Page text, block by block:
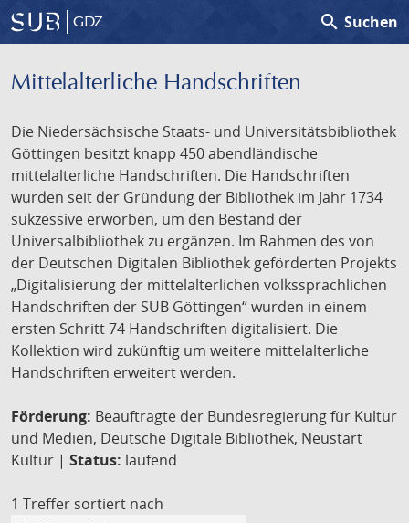
GDZ search Suchen
Mittelalterliche Handschriften
Die Niedersächsische Staats- und Universitätsbibliothek
Göttingen besitzt knapp 450 abendländische
mittelalterliche Handschriften. Die Handschriften
wurden seit der Gründung der Bibliothek im Jahr 1734
sukzessive erworben, um den Bestand der
Universalbibliothek zu ergänzen. Im Rahmen des von
der Deutschen Digitalen Bibliothek geförderten Projekts
„Digitalisierung der mittelalterlichen volkssprachlichen
Handschriften der SUB Göttingen“ wurden in einem
ersten Schritt 74 Handschriften digitalisiert. Die
Kollektion wird zukünftig um weitere mittelalterliche
Handschriften erweitert werden.
Förderung: Beauftragte der Bundesregierung für Kultur
und Medien, Deutsche Digitale Bibliothek, Neustart
Kultur | Status: laufend
1 Treffer sortiert nach